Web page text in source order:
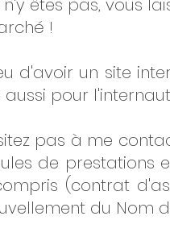
n'y êtes pas, vous
!
d'avoir un site
aussi pour
pas à me
de prestations
(contrat
du Nom